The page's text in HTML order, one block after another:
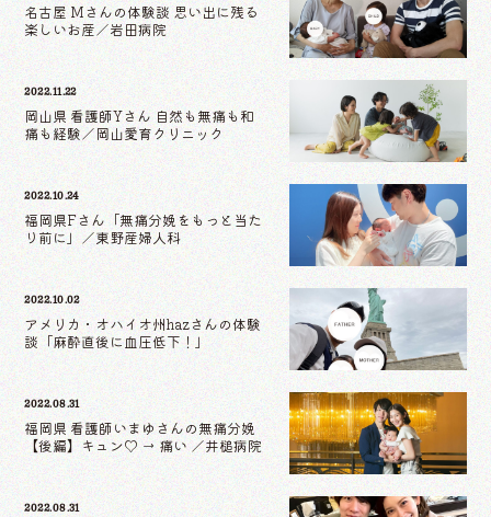
名古屋 Mさんの体験談 思い出に残る
楽しいお産／岩田病院
2022.11.22
岡山県 看護師Yさん 自然も無痛も和
痛も経験／岡山愛育クリニック
2022.10.24
福岡県Fさん「無痛分娩をもっと当た
り前に」／東野産婦人科
2022.10.02
アメリカ・オハイオ州hazさんの体験
談「麻酔直後に血圧低下！」
2022.08.31
福岡県 看護師いまゆさんの無痛分娩
【後編】キュン♡ → 痛い ／井槌病院
2022.08.31